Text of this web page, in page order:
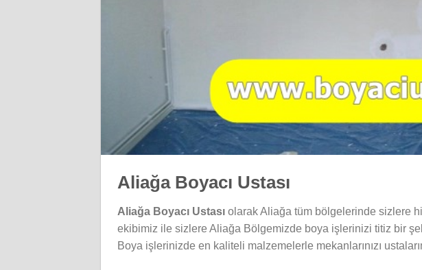
Aliağa Boyacı Ustası
Aliağa Boyacı Ustası olarak Aliağa tüm bölgelerinde sizlere
ekibimiz ile sizlere Aliağa Bölgemizde boya işlerinizi titiz bir
Boya işlerinizde en kaliteli malzemelerle mekanlarınızı